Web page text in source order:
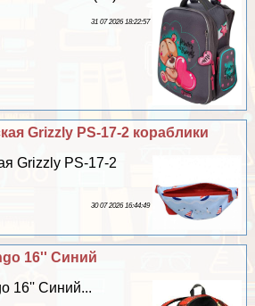
31 07 2026 18:22:57
Grizzly PS-17-2 кораблики
Grizzly PS-17-2
30 07 2026 16:44:49
16'' Синий
16'' Синий...